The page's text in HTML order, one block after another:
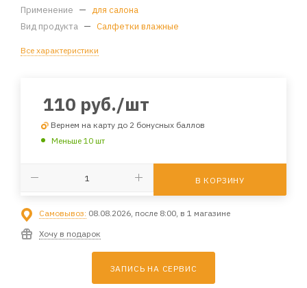
Применение — для салона
Вид продукта — Салфетки влажные
Все характеристики
110 руб./шт
Вернем на карту до 2 бонусных баллов
Меньше 10 шт
В КОРЗИНУ
Самовывоз: 08.08.2026, после 8:00, в 1 магазине
Хочу в подарок
ЗАПИСЬ НА СЕРВИС